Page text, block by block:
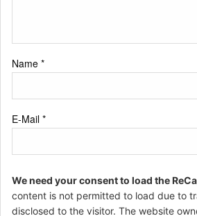
Name *
E-Mail *
We need your consent to load the
content is not permitted to load due to
disclosed to the visitor. The website